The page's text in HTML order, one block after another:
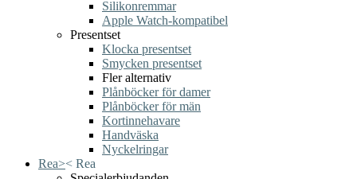
Silikonremmar
Apple Watch-kompatibel
Presentset
Klocka presentset
Smycken presentset
Fler alternativ
Plånböcker för damer
Plånböcker för män
Kortinnehavare
Handväska
Nyckelringar
Rea>< Rea